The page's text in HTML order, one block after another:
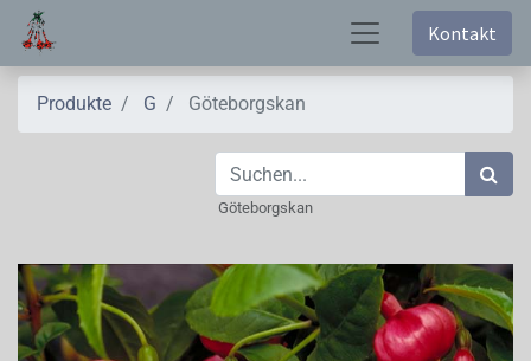
Kontakt
Produkte G Göteborgskan
Göteborgskan